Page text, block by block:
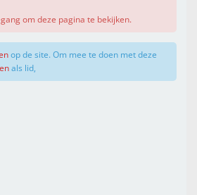
om deze pagina te bekijken.
op de site. Om mee te doen met deze
als lid,